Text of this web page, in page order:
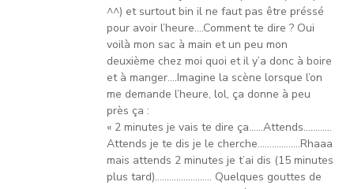
^^) et surtout bin il ne faut pas être préssé
pour avoir l’heure….Comment te dire ? Oui
voilà mon sac à main et un peu mon
deuxième chez moi quoi et il y’a donc à boire
et à manger….Imagine la scène lorsque l’on
me demande l’heure, lol, ça donne à peu
près ça :
« 2 minutes je vais te dire ça……Attends…………
Attends je te dis je le cherche………………Rhaaa
mais attends 2 minutes je t’ai dis (15 minutes
plus tard)…………………… Quelques gouttes de